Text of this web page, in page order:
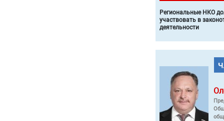
Региональные НКО
участвовать в
деятельности